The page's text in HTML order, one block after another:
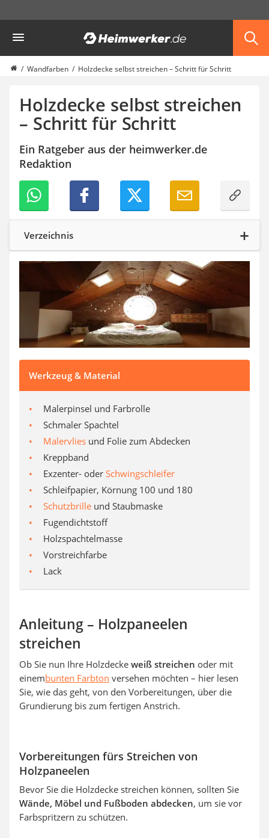
Haus & Bau
Außenleuchte mit Kamera
Ozongenerator
Smart-Home-Rauchmelder
Schlüsseltresor
Überwachungskameras außen
Reizstromgerät
Infrarot-Thermometer
GPS-Tracker
Heizkissen
Digitale Zeitschaltuhr
Paketbriefkasten
Fensterkontaktschalter
Hygrometer
LED-Baustrahler
Tiefengrund
LED-Beamer
Video-Türsprechanlage
Wandfarben Holzdecke selbst streichen – Schritt für Schritt
Holzdecke selbst streichen
– Schritt für Schritt
Ein Ratgeber aus der heimwerker.de
Redaktion
Verzeichnis
Werkzeug & Material
Malerpinsel und Farbrolle
Schmaler Spachtel
Malervlies und Folie zum Abdecken
Kreppband
Exzenter- oder Schwingschleifer
Schleifpapier, Körnung 100 und 180
Schutzbrille und Staubmaske
Fugendichtstoff
Holzspachtelmasse
Vorstreichfarbe
Lack
Anleitung – Holzpaneelen
streichen
Ob Sie nun Ihre Holzdecke weiß streichen oder mit
einembunten Farbton versehen möchten – hier lesen
Sie, wie das geht, von den Vorbereitungen, über die
Grundierung bis zum fertigen Anstrich.
Vorbereitungen fürs Streichen von
Holzpaneelen
Bevor Sie die Holzdecke streichen können, sollten Sie
Wände, Möbel und Fußboden abdecken, um sie vor
Farbspritzern zu schützen.